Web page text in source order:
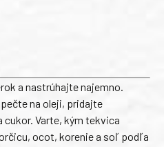
a nastrúhajte najemno.
na oleji, pridajte
Varte, kým tekvica
ocot, korenie a soľ podľa